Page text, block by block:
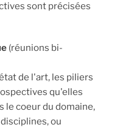
sont précisées
(réunions bi-
de l'art, les piliers
qu'elles
le coeur du domaine,
ou